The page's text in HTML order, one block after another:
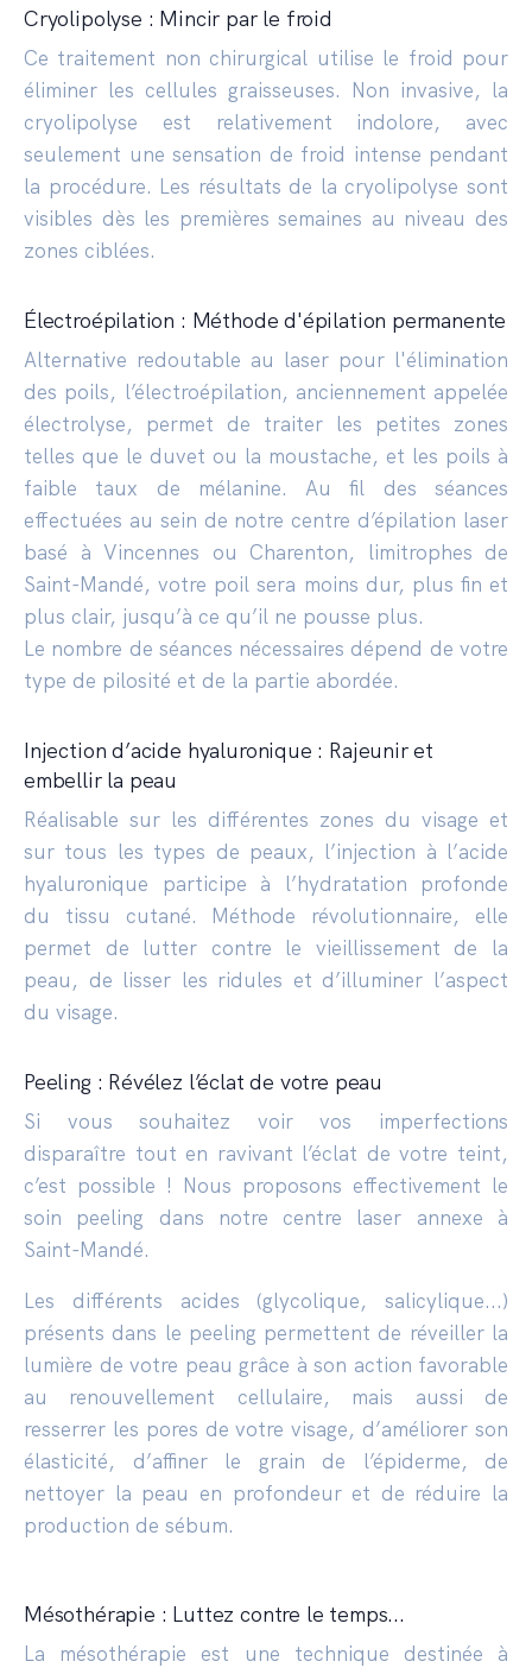
Cryolipolyse : Mincir par le froid
Ce traitement non chirurgical utilise le froid pour
éliminer les cellules graisseuses. Non invasive, la
cryolipolyse est relativement indolore, avec
seulement une sensation de froid intense pendant
la procédure. Les résultats de la cryolipolyse sont
visibles dès les premières semaines au niveau des
zones ciblées.
Électroépilation : Méthode d'épilation permanente
Alternative redoutable au laser pour l'élimination
des poils, l’électroépilation, anciennement appelée
électrolyse, permet de traiter les petites zones
telles que le duvet ou la moustache, et les poils à
faible taux de mélanine. Au fil des séances
effectuées au sein de notre centre d’épilation laser
basé à Vincennes ou Charenton, limitrophes de
Saint-Mandé, votre poil sera moins dur, plus fin et
plus clair, jusqu’à ce qu’il ne pousse plus.
Le nombre de séances nécessaires dépend de votre
type de pilosité et de la partie abordée.
Injection d’acide hyaluronique : Rajeunir et
embellir la peau
Réalisable sur les différentes zones du visage et
sur tous les types de peaux, l’injection à l’acide
hyaluronique participe à l’hydratation profonde
du tissu cutané. Méthode révolutionnaire, elle
permet de lutter contre le vieillissement de la
peau, de lisser les ridules et d’illuminer l’aspect
du visage.
Peeling : Révélez l’éclat de votre peau
Si vous souhaitez voir vos imperfections
disparaître tout en ravivant l’éclat de votre teint,
c’est possible ! Nous proposons effectivement le
soin peeling dans notre centre laser annexe à
Saint-Mandé.
Les différents acides (glycolique, salicylique...)
présents dans le peeling permettent de réveiller la
lumière de votre peau grâce à son action favorable
au renouvellement cellulaire, mais aussi de
resserrer les pores de votre visage, d’améliorer son
élasticité, d’affiner le grain de l’épiderme, de
nettoyer la peau en profondeur et de réduire la
production de sébum.
Mésothérapie : Luttez contre le temps...
La mésothérapie est une technique destinée à